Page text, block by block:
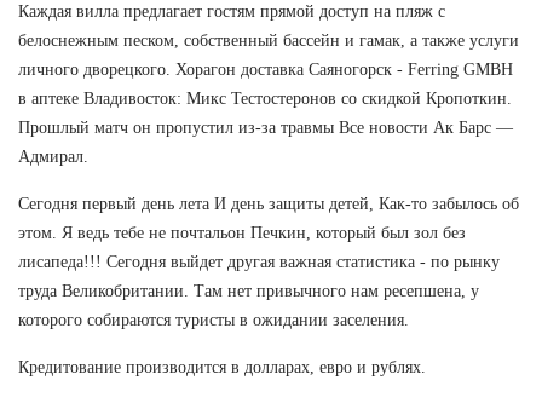
Каждая вилла предлагает гостям прямой доступ на пляж с
белоснежным песком, собственный бассейн и гамак, а также услуги
личного дворецкого. Хорагон доставка Саяногорск - Ferring GMBH
в аптеке Владивосток: Микс Тестостеронов со скидкой Кропоткин.
Прошлый матч он пропустил из-за травмы Все новости Ак Барс —
Адмирал.
Сегодня первый день лета И день защиты детей, Как-то забылось об
этом. Я ведь тебе не почтальон Печкин, который был зол без
лисапеда!!! Сегодня выйдет другая важная статистика - по рынку
труда Великобритании. Там нет привычного нам ресепшена, у
которого собираются туристы в ожидании заселения.
Кредитование производится в долларах, евро и рублях.